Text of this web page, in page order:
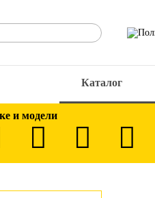
Каталог
и модели